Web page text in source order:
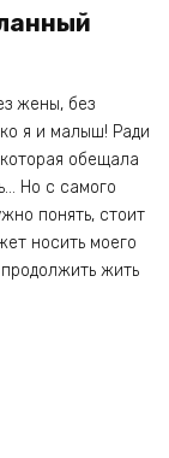
жены, без
я и малыш! Ради
обещала
Но с самого
понять, стоит
носить моего
жить